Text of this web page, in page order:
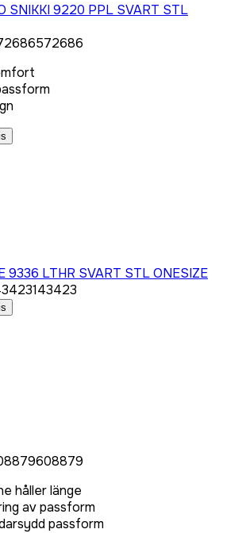
SNIKKI 9220 PPL SVART STL
572686
9336 LTHR SVART STL ONESIZE
143423
608879
håller länge
av passform
passform